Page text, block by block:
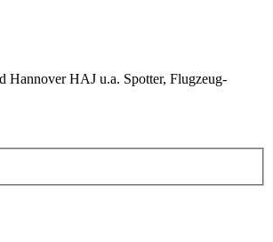
HAJ u.a. Spotter, Flugzeug-